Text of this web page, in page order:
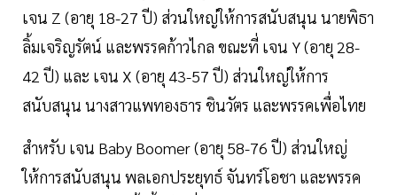
เจน Z (อายุ 18-27 ปี) ส่วนใหญ่ให้การสนับสนุน นายพิธา
ลิ้มเจริญรัตน์ และพรรคก้าวไกล ขณะที่ เจน Y (อายุ 28-
42 ปี) และ เจน X (อายุ 43-57 ปี) ส่วนใหญ่ให้การ
สนับสนุน นางสาวแพทองธาร ชินวัตร และพรรคเพื่อไทย
สำหรับ เจน Baby Boomer (อายุ 58-76 ปี) ส่วนใหญ่
ให้การสนับสนุน พลเอกประยุทธ์ จันทร์โอชา และพรรค